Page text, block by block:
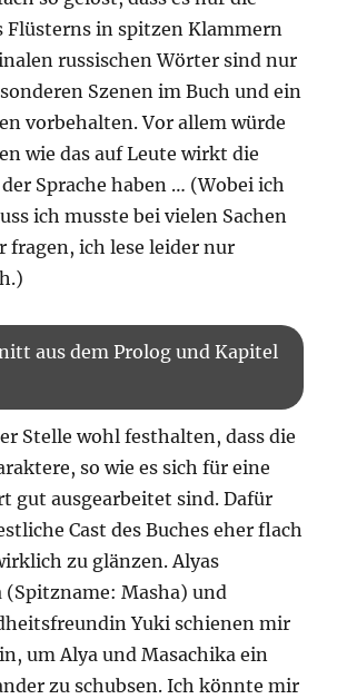
Flüsterns in spitzen Klammern
russischen Wörter sind nur
Szenen im Buch und ein
vorbehalten. Vor allem würde
wie das auf Leute wirkt die
Sprache haben … (Wobei ich
ich musste bei vielen Sachen
fragen, ich lese leider nur
aus dem Prolog und Kapitel
Stelle wohl festhalten, dass die
so wie es sich für eine
gut ausgearbeitet sind. Dafür
Cast des Buches eher flach
zu glänzen. Alyas
(Spitzname: Masha) und
Yuki schienen mir
um Alya und Masachika ein
zu schubsen. Ich könnte mir